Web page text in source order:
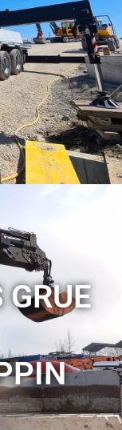
de levage et de
et efficace sur